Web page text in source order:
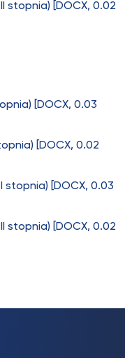
stopnia) [DOCX, 0.02
[DOCX, 0.03
[DOCX, 0.02
stopnia) [DOCX, 0.03
stopnia) [DOCX, 0.02